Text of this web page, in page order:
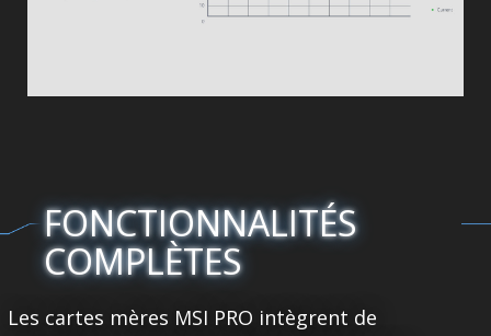
FONCTIONNALITÉS
COMPLÈTES
Les cartes mères MSI PRO intègrent de